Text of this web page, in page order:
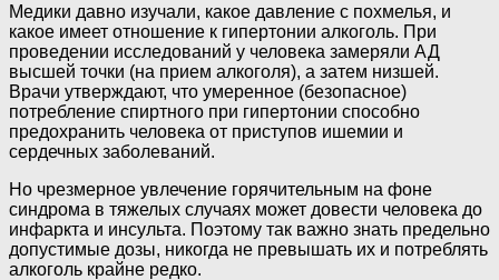
Медики давно изучали, какое давление с похмелья, и
какое имеет отношение к гипертонии алкоголь. При
проведении исследований у человека замеряли АД
высшей точки (на прием алкоголя), а затем низшей.
Врачи утверждают, что умеренное (безопасное)
потребление спиртного при гипертонии способно
предохранить человека от приступов ишемии и
сердечных заболеваний.
Но чрезмерное увлечение горячительным на фоне
синдрома в тяжелых случаях может довести человека до
инфаркта и инсульта. Поэтому так важно знать предельно
допустимые дозы, никогда не превышать их и потреблять
алкоголь крайне редко.